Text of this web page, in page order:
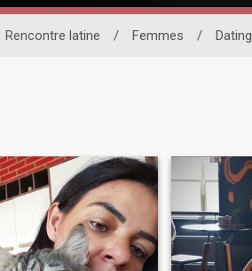
Rencontre latine / Femmes / Dating